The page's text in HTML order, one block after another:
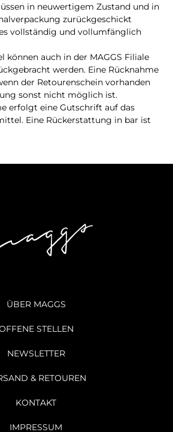
in neuwertigem Zustand und in
zurückgeschickt
vollständig und vollumfänglich
können auch in der MAGGS Filiale
werden. Eine Rücknahme
der Retourenschein vorhanden
sonst nicht möglich ist.
erfolgt eine Gutschrift auf das
Eine Rückerstattung in bar ist
ÜBER MAGGS
STELLEN
NEWSLETTER
& RETOUREN
KONTAKT
IMPRESSUM